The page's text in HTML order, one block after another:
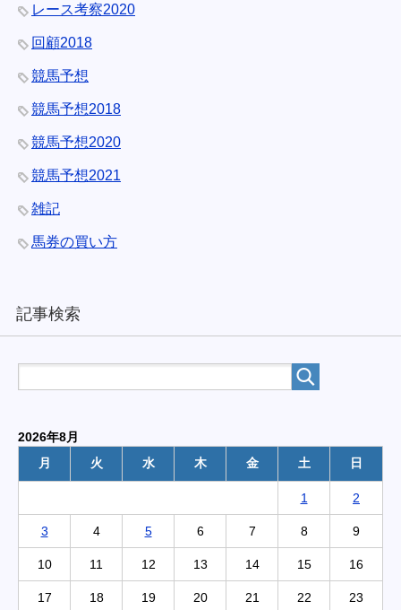
レース考察2020
回顧2018
競馬予想
競馬予想2018
競馬予想2020
競馬予想2021
雑記
馬券の買い方
記事検索
2026年8月
月
火 水 木 金 土 日
1 2
3 4 5 6 7 8 9
10 11 12 13 14 15 16
17 18 19 20 21 22 23